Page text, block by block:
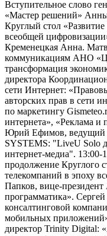
Вступительное слово
«Мастер решений»
Круглый стол
всеобщей
Кременецкая Анна.
коммуникациям АНО
трансформация
директора
сети Интернет:
авторских прав в сети
по маркетингу
интернета», «Реклама и
Юрий Ефимов, ведущий
SYSTEMS: "LiveU Solo
интернет-медиа". 13:00-
продолжение Круглого
телекомпаний в эпоху
Папков, вице-
программатика».
консалтинговой
мобильных
директор Trinity Digital: